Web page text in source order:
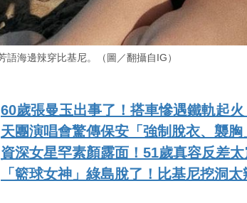
語海邊辣穿比基尼。（圖／翻攝自IG）
60歲張曼玉出事了！搭車慘遇鐵軌起
天團演唱會驚傳保安「強制脫衣、襲
資深女星罕素顏露面！51歲真容反差
「籃球女神」綠島脫了！比基尼挖洞